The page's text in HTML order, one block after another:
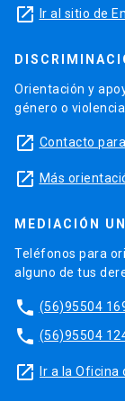
launch Ir al sitio de
Orientación y
género o
launch Contacto
launch Más
MEDIACIÓN
Teléfonos para
alguno de tus
phone (56)95504
phone (56)95504
launch Ir a la Oficina